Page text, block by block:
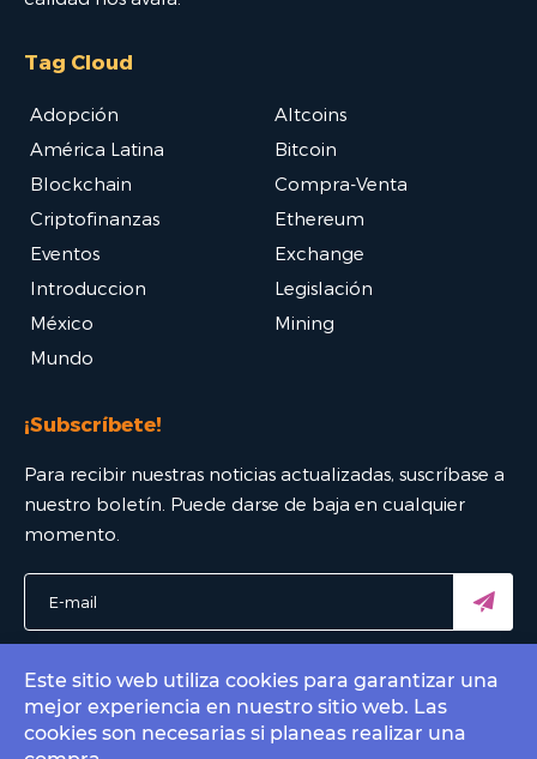
Tag Cloud
Adopción
Altcoins
América Latina
Bitcoin
Blockchain
Compra-Venta
Criptofinanzas
Ethereum
Eventos
Exchange
Introduccion
Legislación
México
Mining
Mundo
¡Subscríbete!
Para recibir nuestras noticias actualizadas, suscríbase a
nuestro boletín. Puede darse de baja en cualquier
momento.
© 2022 Bitcoin Mexico - El mejor portal Bitcoin. All rights
Este sitio web utiliza cookies para garantizar una
mejor experiencia en nuestro sitio web. Las
cookies son necesarias si planeas realizar una